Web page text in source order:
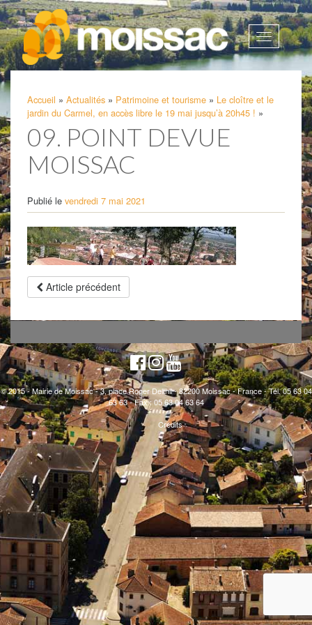
Afficher
la
Accueil » Actualités » Patrimoine et tourisme » Le cloître et le
jardin du Carmel, en accès libre le 19 mai jusqu’à 20h45 ! »
09. POINT DEVUE
MOISSAC
Publié le vendredi 7 mai 2021
Article précédent
© 2015 - Mairie de Moissac - 3, place Roger Delthil - 82200 Moissac - France - Tél. 05 63 04
63 63 - Fax : 05 63 04 63 64
Crédits